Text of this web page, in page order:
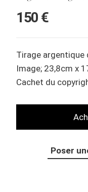
150 €
Tirage argentique
Image; 23,8cm x
Cachet du
Poser